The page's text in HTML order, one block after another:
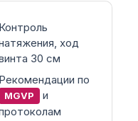
Контроль
ход
30 см
Рекомендации по
MGVP
и